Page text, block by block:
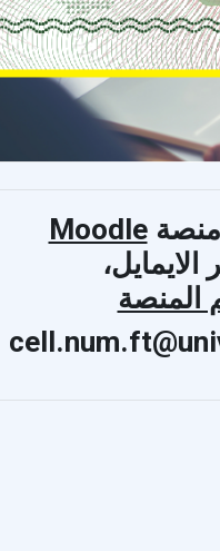
منصةMoodle
الايمايل،
المنصة